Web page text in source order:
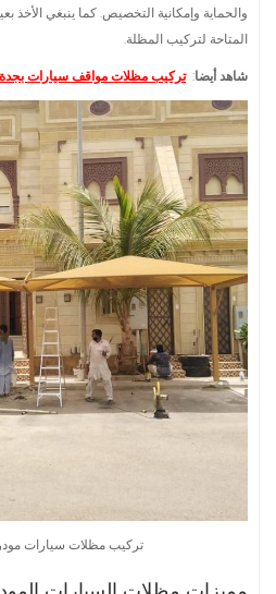
والحماية وإمكانية التخصيص. كما ينبغي الأخذ
المتاحة لتركيب المظلة.
شاهد أيضا:تركيب مظلات مواقف سيارات بجدة
تركيب مظلات سيارات